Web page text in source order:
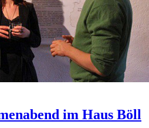
im Haus Böll